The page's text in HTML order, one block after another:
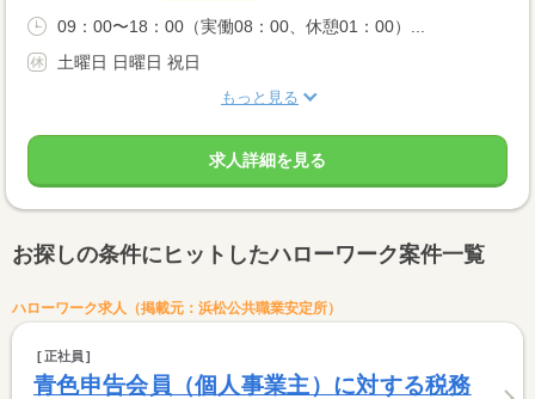
09：00〜18：00（実働08：00、休憩01：00）...
土曜日 日曜日 祝日
もっと見る
求人詳細を見る
お探しの条件にヒットしたハローワーク案件一覧
ハローワーク求人（掲載元：浜松公共職業安定所）
正社員
青色申告会員（個人事業主）に対する税務